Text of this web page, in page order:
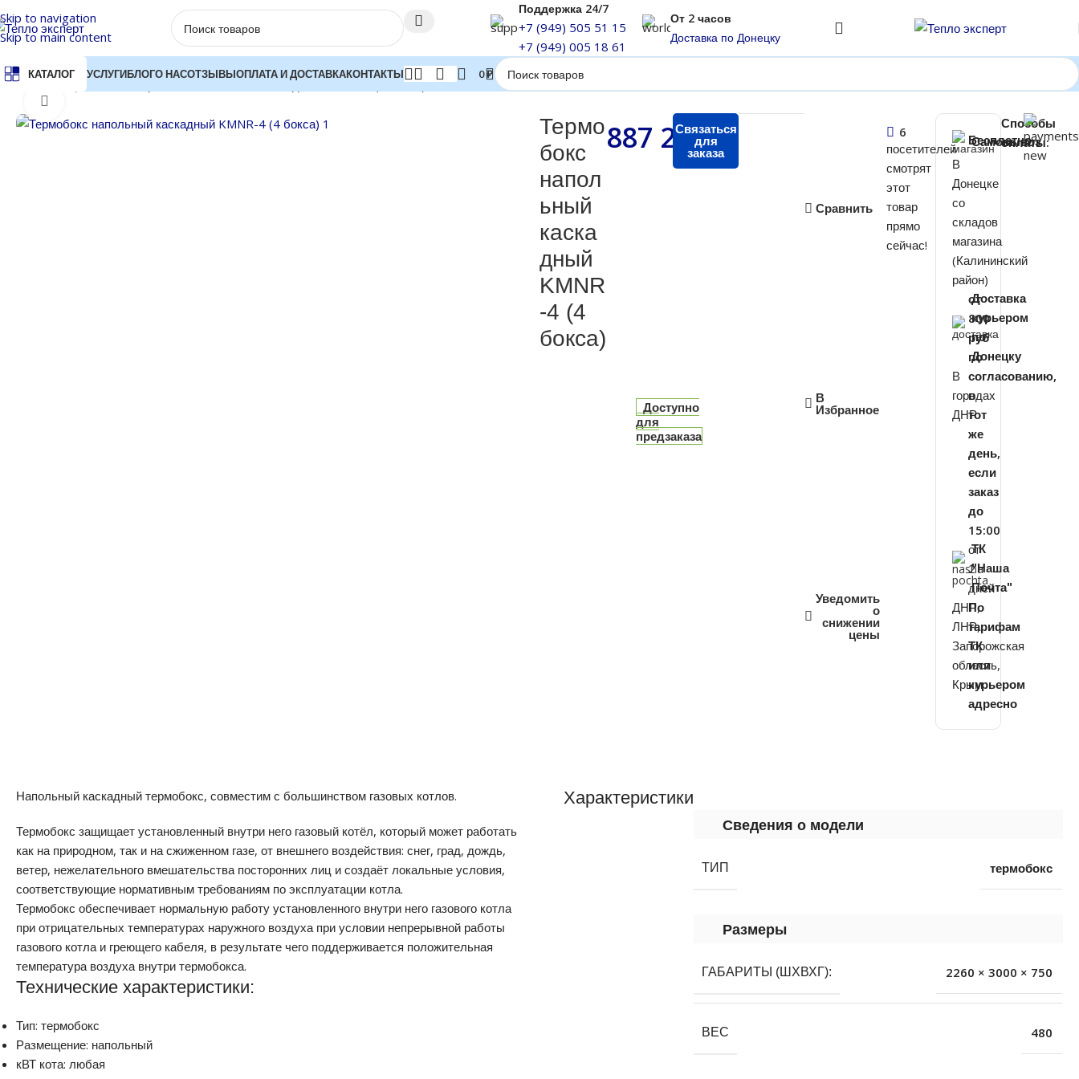
Skip to navigation
Skip to main content
Поддержка 24/7
+7 (949) 505 51 15
+7 (949) 005 18 61
От 2 часов
Доставка по Донецку
КАТАЛОГ УСЛУГИБЛОГО НАСОТЗЫВЫОПЛАТА И ДОСТАВКАКОНТАКТЫ 0₽
Главная Термобоксы Термобокс напольный каскадный KMNR-4 (4 бокса)
Термо
бокс
напол
ьный
каска
дный
KMNR
-4 (4
бокса)
887 250₽
Доступно
для
предзаказа
Связаться
для
заказа
Сравнить
В
Избранное
Уведомить
о
снижении
цены
6
посетителей
смотрят
этот
товар
прямо
сейчас!
Самовывоз
В
Донецке
со
складов
магазина
(Калининский
район)
Бесплатно
Доставка
курьером
по
Донецку
В
городах
ДНР
от
800
руб
по
согласованию,
в
тот
же
день,
если
заказ
до
15:00
ТК
"Наша
Почта"
ДНР,
ЛНР,
Запорожская
область,
Крым
от
2
дней
По
тарифам
ТК
или
курьером
адресно
Способы
оплаты:
Напольный каскадный термобокс, совместим с большинством газовых котлов.
Термобокс защищает установленный внутри него газовый котёл, который может работать
как на природном, так и на сжиженном газе, от внешнего воздействия: снег, град, дождь,
ветер, нежелательного вмешательства посторонних лиц и создаёт локальные условия,
соответствующие нормативным требованиям по эксплуатации котла.
Термобокс обеспечивает нормальную работу установленного внутри него газового котла
при отрицательных температурах наружного воздуха при условии непрерывной работы
газового котла и греющего кабеля, в результате чего поддерживается положительная
температура воздуха внутри термобокса.
Технические характеристики:
Тип: термобокс
Размещение: напольный
кВТ кота: любая
Характеристики
Сведения о модели
ТИП термобокс
Размеры
ГАБАРИТЫ (ШХВХГ): 2260 × 3000 × 750
ВЕС 480